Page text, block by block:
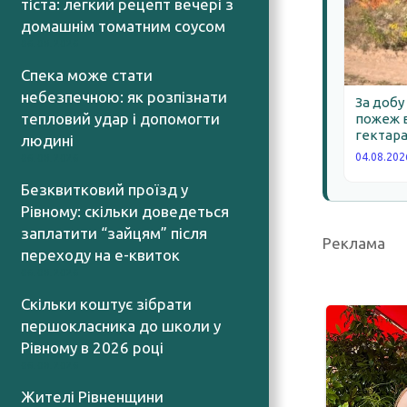
тіста: легкий рецепт вечері з
домашнім томатним соусом
Спека може стати
небезпечною: як розпізнати
тепловий удар і допомогти
людині
Безквитковий проїзд у
Рівному: скільки доведеться
заплатити “зайцям” після
переходу на е-квиток
Скільки коштує зібрати
першокласника до школи у
Рівному в 2026 році
Жителі Рівненщини
За добу
пожеж
Реклама